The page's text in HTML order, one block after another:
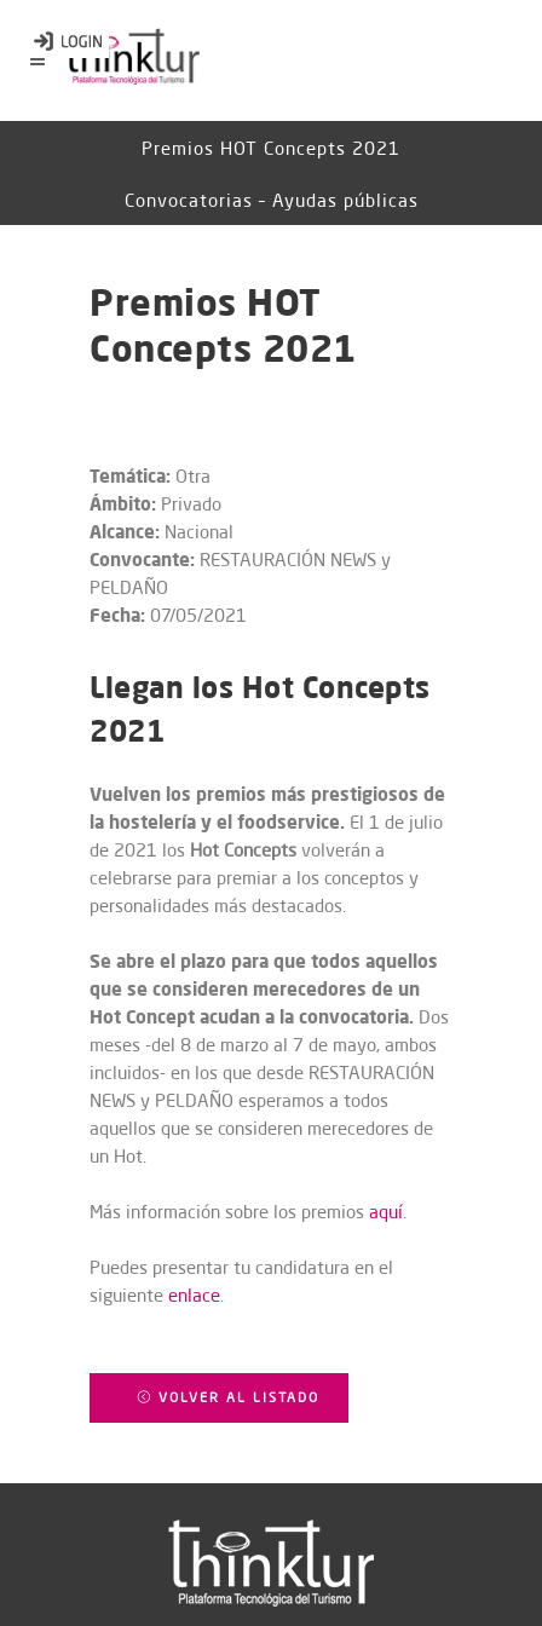
Premios HOT Concepts 2021
Convocatorias – Ayudas públicas
Premios HOT
Concepts 2021
Temática: Otra
Ámbito: Privado
Alcance: Nacional
Convocante: RESTAURACIÓN NEWS y
PELDAÑO
Fecha: 07/05/2021
Llegan los Hot Concepts
2021
Vuelven los premios más prestigiosos de
la hostelería y el foodservice. El 1 de julio
de 2021 los Hot Concepts volverán a
celebrarse para premiar a los conceptos y
personalidades más destacados.
Se abre el plazo para que todos aquellos
que se consideren merecedores de un
Hot Concept acudan a la convocatoria. Dos
meses -del 8 de marzo al 7 de mayo, ambos
incluidos- en los que desde RESTAURACIÓN
NEWS y PELDAÑO esperamos a todos
aquellos que se consideren merecedores de
un Hot.
Más información sobre los premios aquí.
Puedes presentar tu candidatura en el
siguiente enlace.
VOLVER AL LISTADO